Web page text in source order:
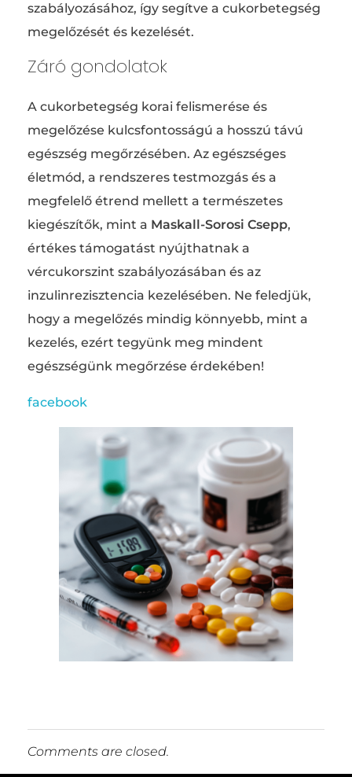
szabályozásához, így segítve a cukorbetegség
megelőzését és kezelését.
Záró gondolatok
A cukorbetegség korai felismerése és
megelőzése kulcsfontosságú a hosszú távú
egészség megőrzésében. Az egészséges
életmód, a rendszeres testmozgás és a
megfelelő étrend mellett a természetes
kiegészítők, mint a Maskall-Sorosi Csepp,
értékes támogatást nyújthatnak a
vércukorszint szabályozásában és az
inzulinrezisztencia kezelésében. Ne feledjük,
hogy a megelőzés mindig könnyebb, mint a
kezelés, ezért tegyünk meg mindent
egészségünk megőrzése érdekében!
facebook
Comments are closed.